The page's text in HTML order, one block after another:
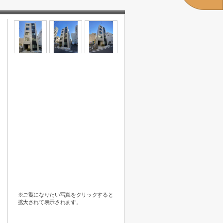
※ご覧になりたい写真をクリックすると
拡大されて表示されます。